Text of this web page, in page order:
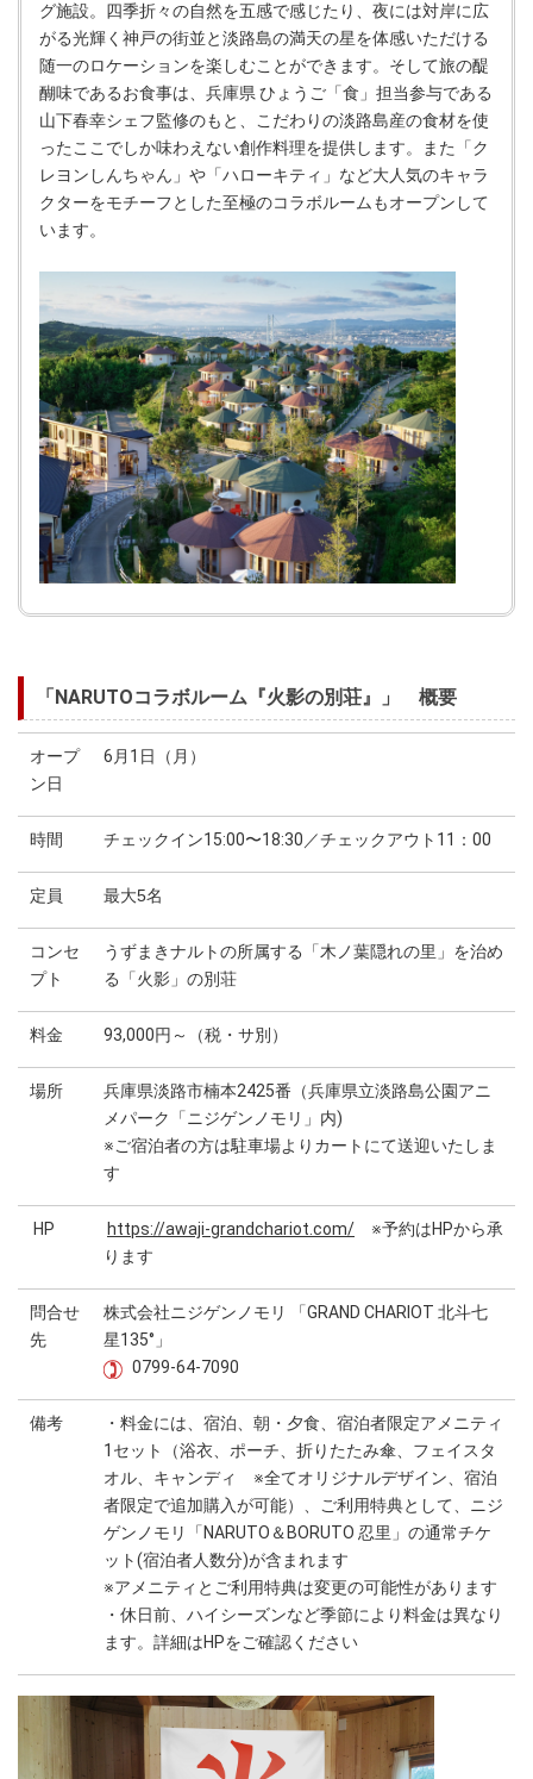
グ施設。四季折々の自然を五感で感じたり、夜には対岸に広
がる光輝く神戸の街並と淡路島の満天の星を体感いただける
随一のロケーションを楽しむことができます。そして旅の醍
醐味であるお食事は、兵庫県 ひょうご「食」担当参与である
山下春幸シェフ監修のもと、こだわりの淡路島産の食材を使
ったここでしか味わえない創作料理を提供します。また「ク
レヨンしんちゃん」や「ハローキティ」など大人気のキャラ
クターをモチーフとした至極のコラボルームもオープンして
います。
「NARUTOコラボルーム『火影の別荘』」 概要
オープ
ン日
6月1日（月）
時間 チェックイン15:00〜18:30／チェックアウト11：00
定員 最大5名
コンセ
プト
うずまきナルトの所属する「木ノ葉隠れの里」を治め
る「火影」の別荘
料金 93,000円～（税・サ別）
場所
兵庫県淡路市楠本2425番（兵庫県立淡路島公園アニ
メパーク「ニジゲンノモリ」内)
※ご宿泊者の方は駐車場よりカートにて送迎いたしま
す
HP https://awaji-grandchariot.com/ ※予約はHPから承
ります
問合せ
先
株式会社ニジゲンノモリ 「GRAND CHARIOT 北斗七
星135°」
0799-64-7090
備考
・料金には、宿泊、朝・夕食、宿泊者限定アメニティ
1セット（浴衣、ポーチ、折りたたみ傘、フェイスタ
オル、キャンディ ※全てオリジナルデザイン、宿泊
者限定で追加購入が可能）、ご利用特典として、ニジ
ゲンノモリ「NARUTO＆BORUTO 忍里」の通常チケ
ット(宿泊者人数分)が含まれます
※アメニティとご利用特典は変更の可能性があります
・休日前、ハイシーズンなど季節により料金は異なり
ます。詳細はHPをご確認ください